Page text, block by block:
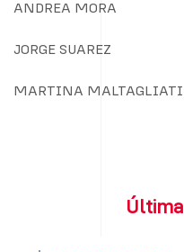
ANDREA MORA
JORGE SUAREZ
MARTINA MALTAGLIATI